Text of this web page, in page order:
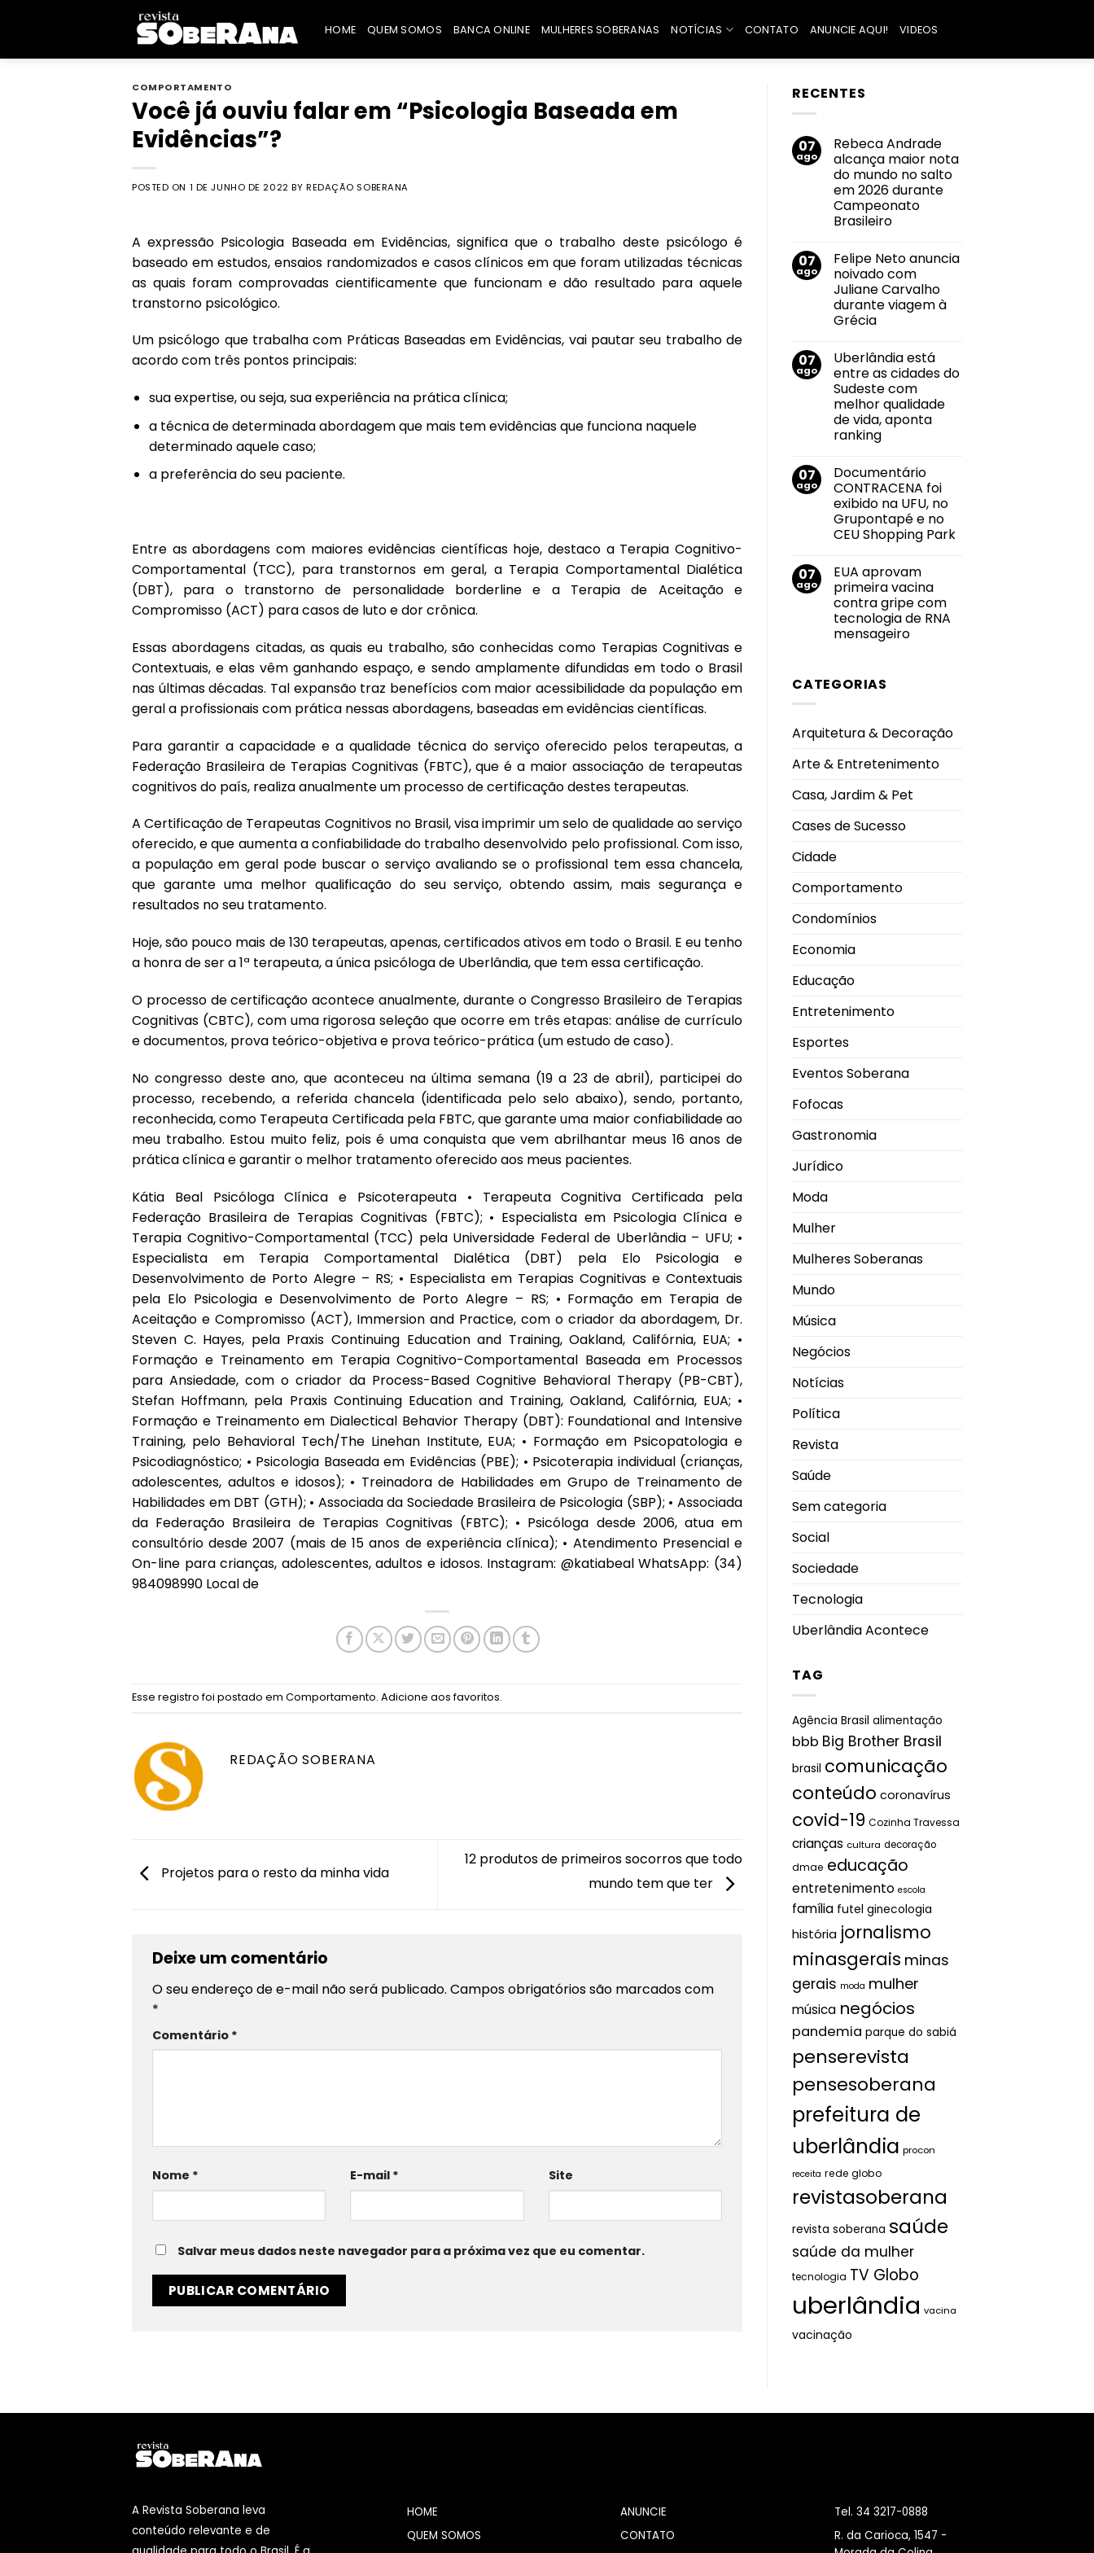
HOME QUEM SOMOS BANCA ONLINE MULHERES SOBERANAS NOTÍCIAS CONTATO ANUNCIE AQUI! VIDEOS
COMPORTAMENTO
Você já ouviu falar em “Psicologia Baseada em
Evidências”?
POSTED ON 1 DE JUNHO DE 2022 BY REDAÇÃO SOBERANA
A expressão Psicologia Baseada em Evidências, significa que o trabalho deste psicólogo é
baseado em estudos, ensaios randomizados e casos clínicos em que foram utilizadas técnicas
as quais foram comprovadas cientificamente que funcionam e dão resultado para aquele
transtorno psicológico.
Um psicólogo que trabalha com Práticas Baseadas em Evidências, vai pautar seu trabalho de
acordo com três pontos principais:
sua expertise, ou seja, sua experiência na prática clínica;
a técnica de determinada abordagem que mais tem evidências que funciona naquele
determinado aquele caso;
a preferência do seu paciente.
Entre as abordagens com maiores evidências científicas hoje, destaco a Terapia Cognitivo-
Comportamental (TCC), para transtornos em geral, a Terapia Comportamental Dialética
(DBT), para o transtorno de personalidade borderline e a Terapia de Aceitação e
Compromisso (ACT) para casos de luto e dor crônica.
Essas abordagens citadas, as quais eu trabalho, são conhecidas como Terapias Cognitivas e
Contextuais, e elas vêm ganhando espaço, e sendo amplamente difundidas em todo o Brasil
nas últimas décadas. Tal expansão traz benefícios com maior acessibilidade da população em
geral a profissionais com prática nessas abordagens, baseadas em evidências científicas.
Para garantir a capacidade e a qualidade técnica do serviço oferecido pelos terapeutas, a
Federação Brasileira de Terapias Cognitivas (FBTC), que é a maior associação de terapeutas
cognitivos do país, realiza anualmente um processo de certificação destes terapeutas.
A Certificação de Terapeutas Cognitivos no Brasil, visa imprimir um selo de qualidade ao serviço
oferecido, e que aumenta a confiabilidade do trabalho desenvolvido pelo profissional. Com isso,
a população em geral pode buscar o serviço avaliando se o profissional tem essa chancela,
que garante uma melhor qualificação do seu serviço, obtendo assim, mais segurança e
resultados no seu tratamento.
Hoje, são pouco mais de 130 terapeutas, apenas, certificados ativos em todo o Brasil. E eu tenho
a honra de ser a 1ª terapeuta, a única psicóloga de Uberlândia, que tem essa certificação.
O processo de certificação acontece anualmente, durante o Congresso Brasileiro de Terapias
Cognitivas (CBTC), com uma rigorosa seleção que ocorre em três etapas: análise de currículo
e documentos, prova teórico-objetiva e prova teórico-prática (um estudo de caso).
No congresso deste ano, que aconteceu na última semana (19 a 23 de abril), participei do
processo, recebendo, a referida chancela (identificada pelo selo abaixo), sendo, portanto,
reconhecida, como Terapeuta Certificada pela FBTC, que garante uma maior confiabilidade ao
meu trabalho. Estou muito feliz, pois é uma conquista que vem abrilhantar meus 16 anos de
prática clínica e garantir o melhor tratamento oferecido aos meus pacientes.
Kátia Beal Psicóloga Clínica e Psicoterapeuta • Terapeuta Cognitiva Certificada pela
Federação Brasileira de Terapias Cognitivas (FBTC); • Especialista em Psicologia Clínica e
Terapia Cognitivo-Comportamental (TCC) pela Universidade Federal de Uberlândia – UFU; •
Especialista em Terapia Comportamental Dialética (DBT) pela Elo Psicologia e
Desenvolvimento de Porto Alegre – RS; • Especialista em Terapias Cognitivas e Contextuais
pela Elo Psicologia e Desenvolvimento de Porto Alegre – RS; • Formação em Terapia de
Aceitação e Compromisso (ACT), Immersion and Practice, com o criador da abordagem, Dr.
Steven C. Hayes, pela Praxis Continuing Education and Training, Oakland, Califórnia, EUA; •
Formação e Treinamento em Terapia Cognitivo-Comportamental Baseada em Processos
para Ansiedade, com o criador da Process-Based Cognitive Behavioral Therapy (PB-CBT),
Stefan Hoffmann, pela Praxis Continuing Education and Training, Oakland, Califórnia, EUA; •
Formação e Treinamento em Dialectical Behavior Therapy (DBT): Foundational and Intensive
Training, pelo Behavioral Tech/The Linehan Institute, EUA; • Formação em Psicopatologia e
Psicodiagnóstico; • Psicologia Baseada em Evidências (PBE); • Psicoterapia individual (crianças,
adolescentes, adultos e idosos); • Treinadora de Habilidades em Grupo de Treinamento de
Habilidades em DBT (GTH); • Associada da Sociedade Brasileira de Psicologia (SBP); • Associada
da Federação Brasileira de Terapias Cognitivas (FBTC); • Psicóloga desde 2006, atua em
consultório desde 2007 (mais de 15 anos de experiência clínica); • Atendimento Presencial e
On-line para crianças, adolescentes, adultos e idosos. Instagram: @katiabeal WhatsApp: (34)
984098990 Local de
Esse registro foi postado em Comportamento. Adicione aos favoritos.
REDAÇÃO SOBERANA
Projetos para o resto da minha vida
12 produtos de primeiros socorros que todo
mundo tem que ter
Deixe um comentário
O seu endereço de e-mail não será publicado. Campos obrigatórios são marcados com
*
Comentário *
Nome * E-mail * Site
Salvar meus dados neste navegador para a próxima vez que eu comentar.
RECENTES
07
ago
Rebeca Andrade
alcança maior nota
do mundo no salto
em 2026 durante
Campeonato
Brasileiro
em
Rebeca
Andrade
alcança
maior
nota
do
salto
em
2026
durante
Campeonato
Brasileiro
07
ago
Felipe Neto anuncia
noivado com
Juliane Carvalho
durante viagem à
Grécia
em
Felipe
Neto
anuncia
noivado
com
Juliane
Carvalho
durante
Grécia
07
ago
Uberlândia está
entre as cidades do
Sudeste com
melhor qualidade
de vida, aponta
ranking
em
Uberlândia
está
entre
as
cidades
do
melhor
qualidade
de
vida,
aponta
ranking
07
ago
Documentário
CONTRACENA foi
exibido na UFU, no
Grupontapé e no
CEU Shopping Park
em
Documentário
CONTRACENA
foi
exibido
na
UFU,
no
CEU
07
ago
EUA aprovam
primeira vacina
contra gripe com
tecnologia de RNA
mensageiro
EUA
aprovam
gripe
de
mensageiro
CATEGORIAS
Arquitetura & Decoração
Arte & Entretenimento
Casa, Jardim & Pet
Cases de Sucesso
Cidade
Comportamento
Condomínios
Economia
Educação
Entretenimento
Esportes
Eventos Soberana
Fofocas
Gastronomia
Jurídico
Moda
Mulher
Mulheres Soberanas
Mundo
Música
Negócios
Notícias
Política
Revista
Saúde
Sem categoria
Social
Sociedade
Tecnologia
Uberlândia Acontece
TAG
Agência Brasil alimentação
bbb Big Brother Brasil
brasil comunicação
conteúdo coronavírus
covid-19 Cozinha Travessa
crianças cultura decoração
dmae educação
entretenimento escola
família futel ginecologia
história jornalismo
minasgerais minas
gerais moda mulher
música negócios
pandemia parque do sabiá
penserevista
pensesoberana
prefeitura de
uberlândia procon
receita rede globo
revistasoberana
revista soberana saúde
saúde da mulher
tecnologia TV Globo
uberlândia vacina
vacinação
A Revista Soberana leva
conteúdo relevante e de
HOME
QUEM SOMOS
ANUNCIE
CONTATO
Tel. 34 3217-0888
R. da Carioca, 1547 -